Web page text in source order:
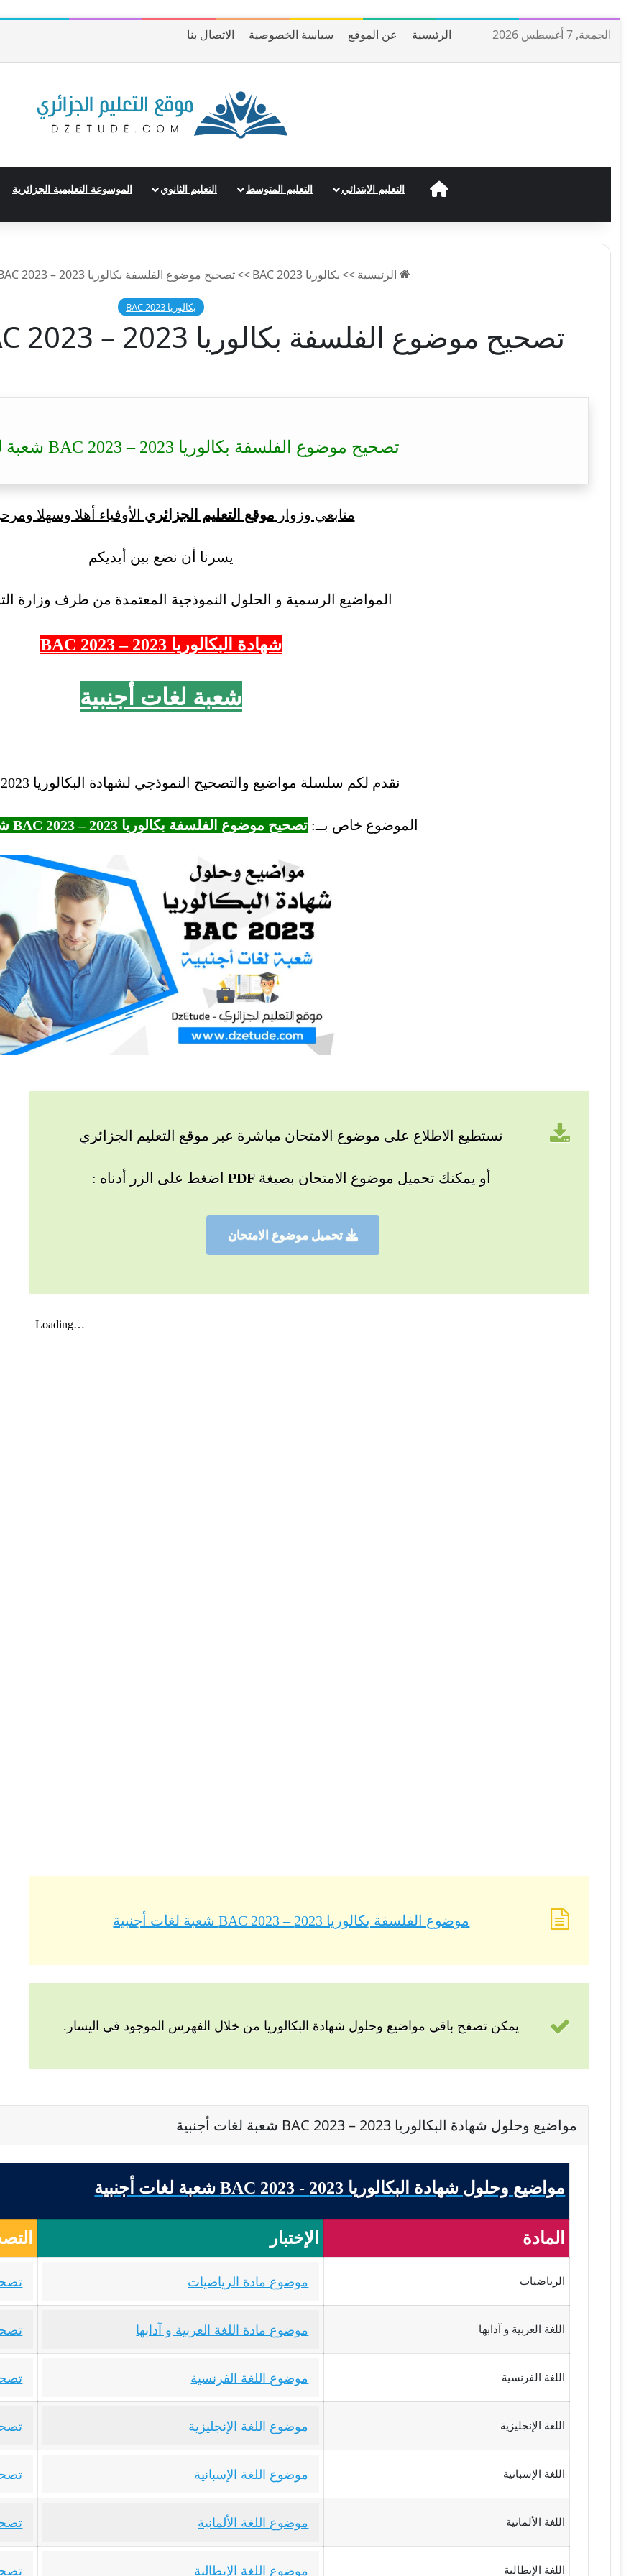
الجمعة, 7 أغسطس 2026 الرئيسية عن الموقع سياسة الخصوصية الاتصال بنا
الرئيسيةالتعليم الابتدائي التعليم المتوسط التعليم الثانوي الموسوعة التعليمية الجزائرية
الرئيسية >>بكالوريا 2023 BAC >>تصحيح موضوع الفلسفة بكالوريا 2023 – BAC 2023 شعبة لغات أجنبية
بكالوريا 2023 BAC
تصحيح موضوع الفلسفة بكالوريا 2023 – BAC 2023 شعبة لغات أجنبية
تصحيح موضوع الفلسفة بكالوريا 2023 – BAC 2023 شعبة لغات أجنبية
متابعي وزوار موقع التعليم الجزائري الأوفياء أهلا وسهلا
يسرنا أن نضع بين أيديكم
المواضيع الرسمية و الحلول النموذجية المعتمدة من طرف وزارة
شهادة البكالوريا 2023 – 2023 BAC
شعبة لغات أجنبية
نقدم لكم سلسلة مواضيع والتصحيح النموذجي لشهادة البكالوريا 2023 – BAC 2023.
الموضوع خاص بــ: تصحيح موضوع الفلسفة بكالوريا 2023 – BAC 2023 شعبة لغات أجنبية
تستطيع الاطلاع على موضوع الامتحان مباشرة عبر موقع التعليم الجزائري
أو يمكنك تحميل موضوع الامتحان بصيغةPDF اضغط على الزر أدناه :
تحميل موضوع الامتحان
موضوع الفلسفة بكالوريا 2023 – BAC 2023 شعبة لغات أجنبية
يمكن تصفح باقي مواضيع وحلول شهادة البكالوريا من خلال الفهرس الموجود في اليسار.
مواضيع وحلول شهادة البكالوريا 2023 – BAC 2023 شعبة لغات أجنبية
مواضيع وحلول شهادة البكالوريا 2023 - BAC 2023 شعبة لغات أجنبية
المادة الإختبار
الرياضيات موضوع مادة الرياضيات
اللغة العربية و آدابها موضوع مادة اللغة العربية و آدابها
اللغة الفرنسية موضوع اللغة الفرنسية
اللغة الإنجليزية موضوع اللغة الإنجليزية
اللغة الإسبانية موضوع اللغة الإسبانية
اللغة الألمانية موضوع اللغة الألمانية
اللغة الإيطالية موضوع اللغة الإيطالية